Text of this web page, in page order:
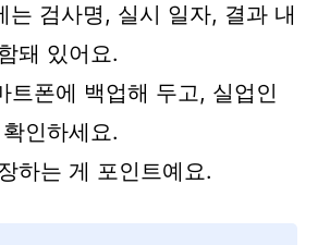
는 검사명, 실시 일자, 결과 내
돼 있어요.
트폰에 백업해 두고, 실업인
인하세요.
하는 게 포인트예요.